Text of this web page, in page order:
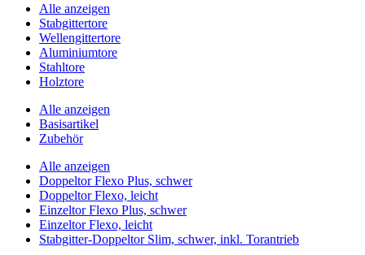
Alle anzeigen
Stabgittertore
Wellengittertore
Aluminiumtore
Stahltore
Holztore
Alle anzeigen
Basisartikel
Zubehör
Alle anzeigen
Doppeltor Flexo Plus, schwer
Doppeltor Flexo, leicht
Einzeltor Flexo Plus, schwer
Einzeltor Flexo, leicht
Stabgitter-Doppeltor Slim, schwer, inkl. Torantrieb